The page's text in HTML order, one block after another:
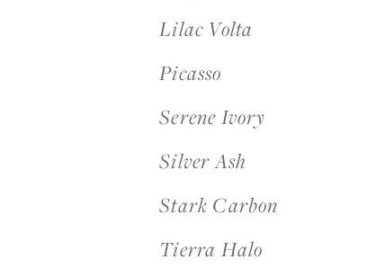
Lilac Volta
Picasso
Serene Ivory
Silver Ash
Stark Carbon
Tierra Halo